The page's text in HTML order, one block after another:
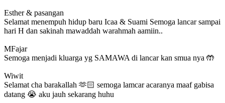
Esther & pasangan
Selamat menempuh hidup baru Icaa & Suami Semoga lancar sampai
hari H dan sakinah mawaddah warahmah aamiin..
MFajar
Semoga menjadi kluarga yg SAMAWA di lancar kan smua nya 🤲
Wiwit
Selamat cha barakallah 🫶🏻 semoga lamcar acaranya maaf gabisa
datang 😭 aku jauh sekarang huhu